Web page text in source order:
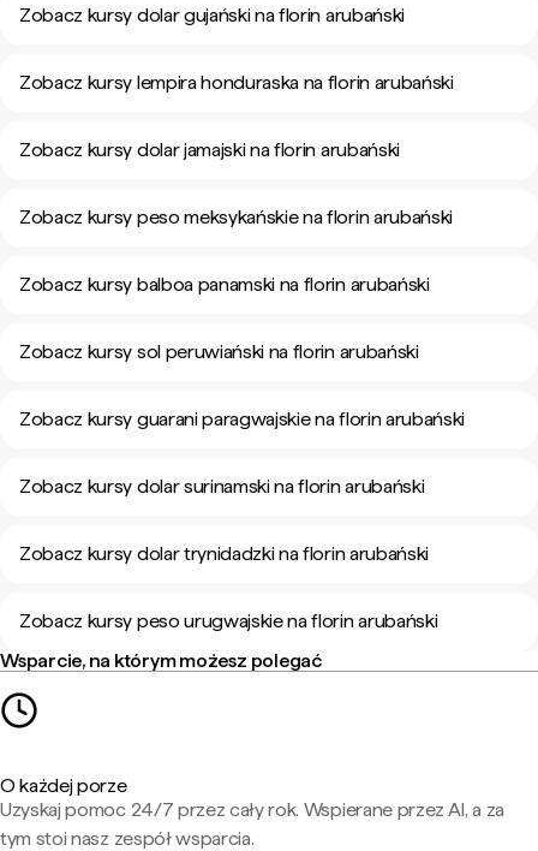
Zobacz kursy dolar gujański na florin arubański
Zobacz kursy lempira honduraska na florin arubański
Zobacz kursy dolar jamajski na florin arubański
Zobacz kursy peso meksykańskie na florin arubański
Zobacz kursy balboa panamski na florin arubański
Zobacz kursy sol peruwiański na florin arubański
Zobacz kursy guarani paragwajskie na florin arubański
Zobacz kursy dolar surinamski na florin arubański
Zobacz kursy dolar trynidadzki na florin arubański
Zobacz kursy peso urugwajskie na florin arubański
Wsparcie, na którym możesz polegać
O każdej porze
Uzyskaj pomoc 24/7 przez cały rok. Wspierane przez AI, a za
tym stoi nasz zespół wsparcia.